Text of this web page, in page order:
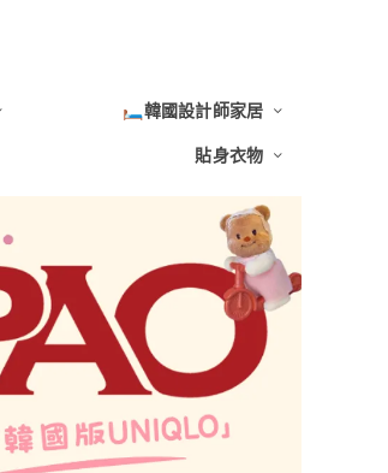
🛏️韓國設計師家居
貼身衣物